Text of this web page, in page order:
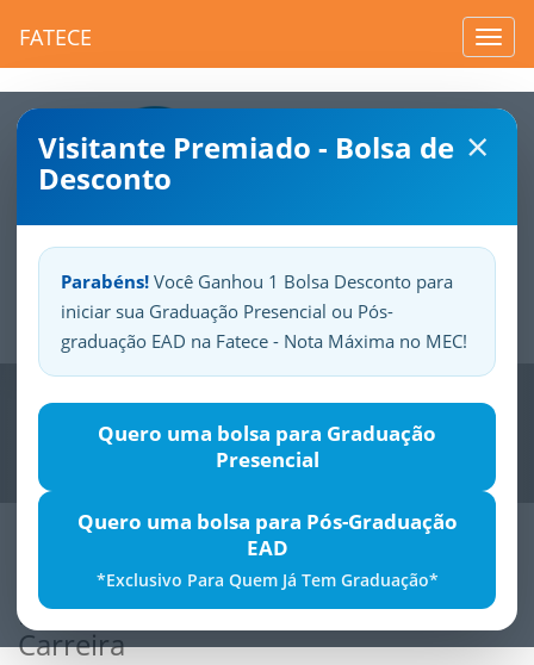
FATECE
×
Visitante Premiado - Bolsa de
Desconto
Parabéns! Você Ganhou 1 Bolsa Desconto para
iniciar sua Graduação Presencial ou Pós-
graduação EAD na Fatece - Nota Máxima no MEC!
Quero uma bolsa para Graduação
Presencial
Quero uma bolsa para Pós-Graduação
EAD
*Exclusivo Para Quem Já Tem Graduação*
SuaFatece.Seuorgulho.
Previous
Palestra - AdministraÃ§Ã£o da
Carreira